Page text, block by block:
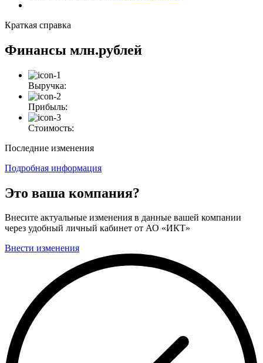
Краткая справка
Финансы млн.рублей
Выручка:
Прибыль:
Стоимость:
Последние изменения
Подробная информация
Это ваша компания?
Внесите актуальные изменения в данные вашей компании
через удобный личный кабинет от АО «ИКТ»
Внести изменения